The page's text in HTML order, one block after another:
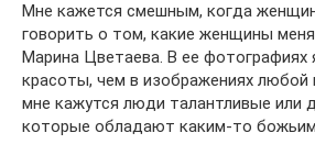
Мне кажется смешным, когда
говорить о том, какие женщины
Марина Цветаева. В ее фотографиях
красоты, чем в изображениях
мне кажутся люди талантливые или
которые обладают каким-то